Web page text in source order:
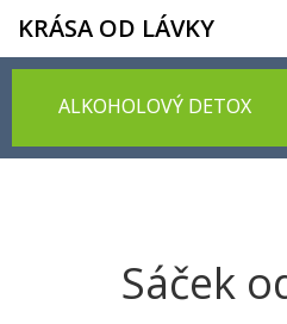
KRÁSA OD LÁVKY
ALKOHOLOVÝ DETOX
Sáček